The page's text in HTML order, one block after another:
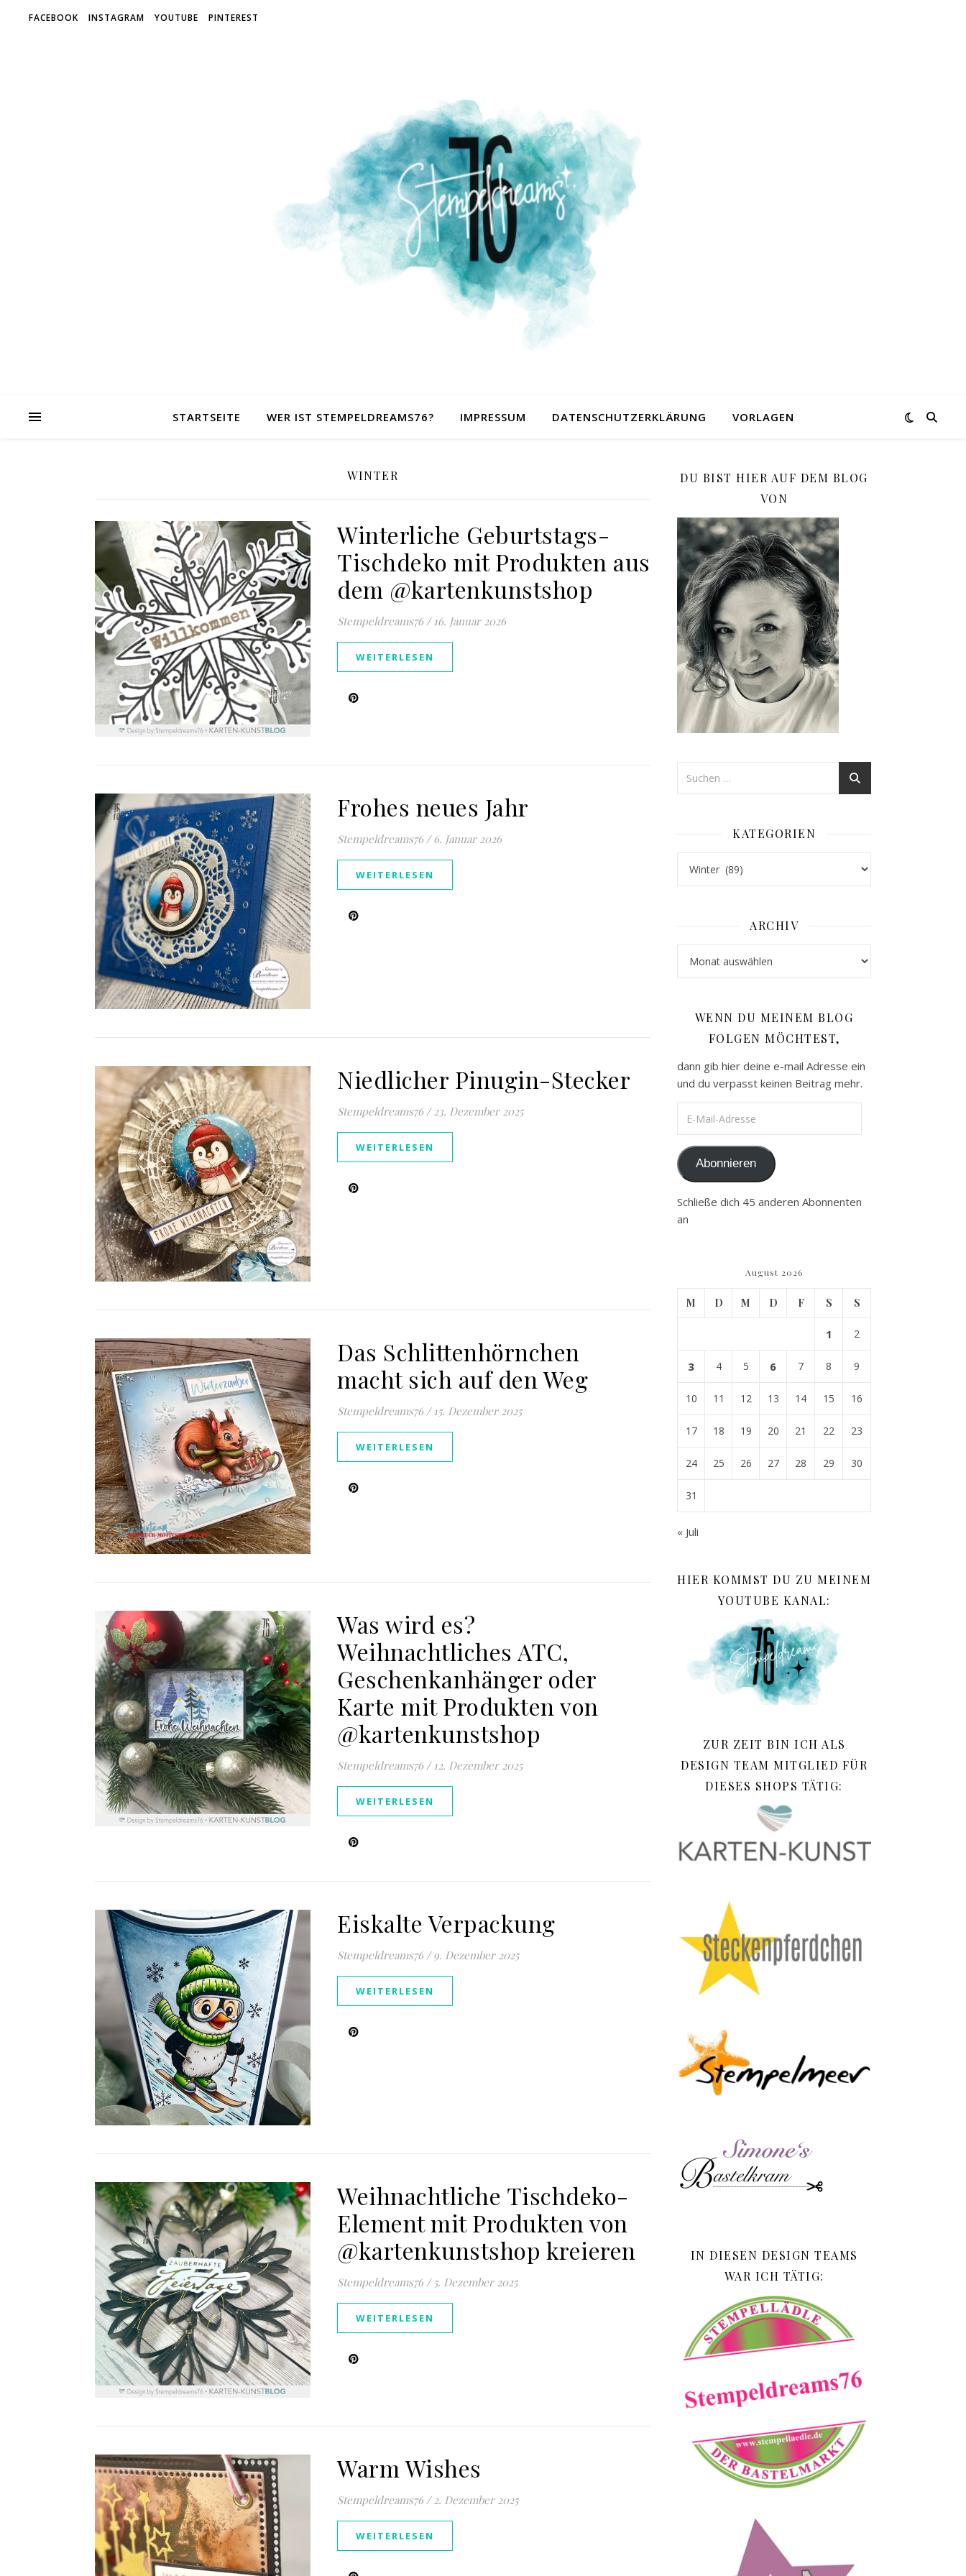
FACEBOOK INSTAGRAM YOUTUBE PINTEREST
STARTSEITE WER IST STEMPELDREAMS76? IMPRESSUM DATENSCHUTZERKLÄRUNG VORLAGEN
WINTER
Winterliche Geburtstags-
Tischdeko mit Produkten aus
dem @kartenkunstshop
Stempeldreams76 / 16. Januar 2026
WEITERLESEN
Frohes neues Jahr
Stempeldreams76 / 6. Januar 2026
WEITERLESEN
Niedlicher Pinugin-Stecker
Stempeldreams76 / 23. Dezember 2025
WEITERLESEN
Das Schlittenhörnchen
macht sich auf den Weg
Stempeldreams76 / 15. Dezember 2025
WEITERLESEN
Was wird es?
Weihnachtliches ATC,
Geschenkanhänger oder
Karte mit Produkten von
@kartenkunstshop
Stempeldreams76 / 12. Dezember 2025
WEITERLESEN
Eiskalte Verpackung
Stempeldreams76 / 9. Dezember 2025
WEITERLESEN
Weihnachtliche Tischdeko-
Element mit Produkten von
@kartenkunstshop kreieren
Stempeldreams76 / 5. Dezember 2025
WEITERLESEN
Warm Wishes
Stempeldreams76 / 2. Dezember 2025
WEITERLESEN
DU BIST HIER AUF DEM BLOG
VON
KATEGORIEN
ARCHIV
WENN DU MEINEM BLOG
FOLGEN MÖCHTEST,
dann gib hier deine e-mail Adresse ein
und du verpasst keinen Beitrag mehr.
Abonnieren
Schließe dich 45 anderen Abonnenten
an
August 2026
M D M D F S S
1 2
3 4 5 6 7 8 9
10 11 12 13 14 15 16
17 18 19 20 21 22 23
24 25 26 27 28 29 30
31
« Juli
HIER KOMMST DU ZU MEINEM
YOUTUBE KANAL:
ZUR ZEIT BIN ICH ALS
DESIGN TEAM MITGLIED FÜR
DIESES SHOPS TÄTIG:
IN DIESEN DESIGN TEAMS
WAR ICH TÄTIG: